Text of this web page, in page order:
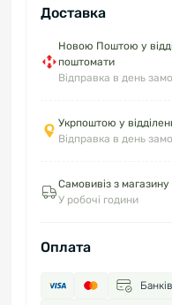
Доставка
Новою Поштою у
поштомати
Відправка в день
Укрпоштою у
Відправка в день
Самовивіз з
У робочі години
Оплата